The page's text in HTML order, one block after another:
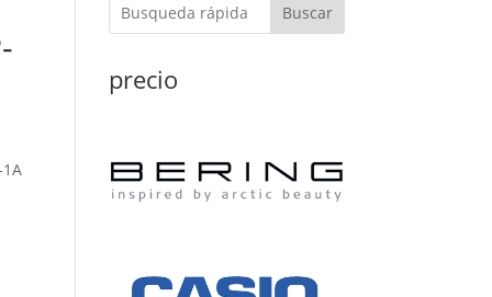
Buscar
precio